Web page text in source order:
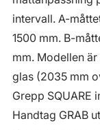
intervall. A-
1500 mm. B-
mm. Modellen
glas (2035 mm
Grepp SQUARE
Handtag GRAB